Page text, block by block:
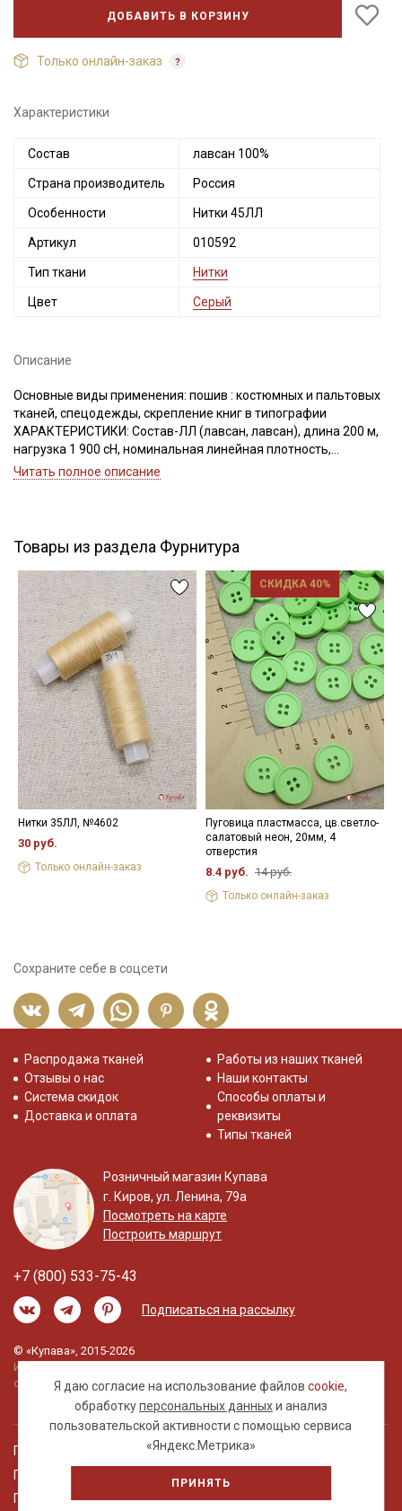
ДОБАВИТЬ В КОРЗИНУ
Только онлайн-заказ
Характеристики
Состав лавсан 100%
Страна производитель Россия
Особенности Нитки 45ЛЛ
Артикул 010592
Тип ткани Нитки
Цвет Серый
Описание
Основные виды применения: пошив : костюмных и пальтовых
тканей, спецодежды, скрепление книг в типографии
ХАРАКТЕРИСТИКИ: Состав-ЛЛ (лавсан, лавсан), длина 200 м,
нагрузка 1 900 сН, номинальная линейная плотность,
Текс(структура)- 43,5 (21Текс*2)
Читать полное описание
Товары из раздела Фурнитура
Нитки 35ЛЛ, №4602
30 руб.
Только онлайн-заказ
СКИДКА 40%
Пуговица пластмасса, цв.светло-
салатовый неон, 20мм, 4
отверстия
8.4 руб. 14 руб.
Только онлайн-заказ
Сохраните себе в соцсети
Я даю согласие на использование файловcookie,
обработкуперсональных данныхи анализ
пользовательской активности с помощью сервиса
«Яндекс.Метрика»
ПРИНЯТЬ
Распродажа тканей
Отзывы о нас
Система скидок
Доставка и оплата
Работы из наших тканей
Наши контакты
Способы оплаты и
реквизиты
Типы тканей
Розничный магазин Купава
г. Киров, ул. Ленина, 79а
Посмотреть на карте
Построить маршрут
+7 (800) 533-75-43
Подписаться на рассылку
© «Купава», 2015-2026
Информация на сайте не является публичной
офертой.
Правовая информация
Политика обработки персональных данных
Пользовательское соглашение
Мы публикуем здесь дополнительные
категории тканей
Ознакомлен(а) сПолитикой обработки персональных
данныхи даю
Согласие на обработку персональных
данных